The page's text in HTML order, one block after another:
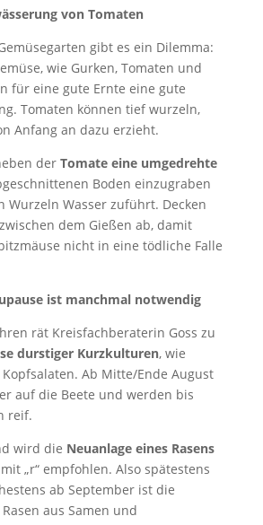
von Tomaten
gibt es ein Dilemma:
wie Gurken, Tomaten und
für eine gute Ernte eine gute
Tomaten können tief wurzeln,
Anfang an dazu erzieht.
der Tomate eine umgedrehte
Boden einzugraben
Wurzeln Wasser zuführt. Decken
dem Gießen ab, damit
nicht in eine tödliche Falle
ist manchmal notwendig
rät Kreisfachberaterin Goss zu
durstiger Kurzkulturen, wie
Ab Mitte/Ende August
auf die Beete und werden bis
reif.
wird die Neuanlage eines Rasens
„r“ empfohlen. Also spätestens
ab September ist die
aus Samen und